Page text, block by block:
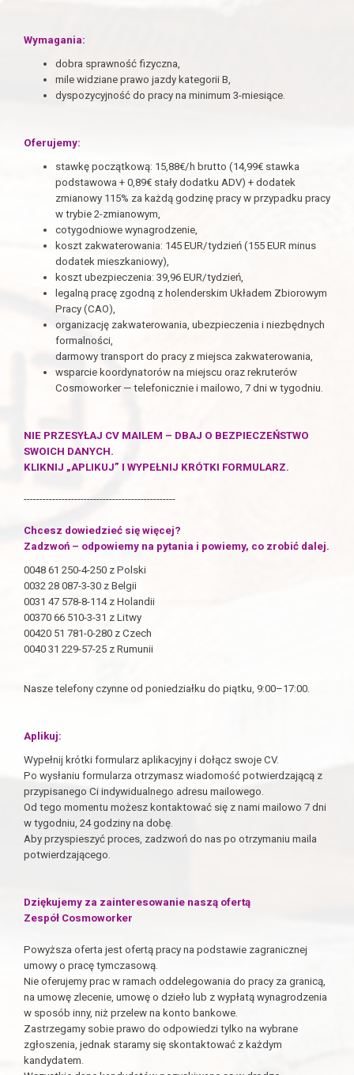
Wymagania:
dobra sprawność fizyczna,
mile widziane prawo jazdy kategorii B,
dyspozycyjność do pracy na minimum 3-miesiące.
Oferujemy:
stawkę początkową: 15,88€/h brutto (14,99€ stawka
podstawowa + 0,89€ stały dodatku ADV) + dodatek
zmianowy 115% za każdą godzinę pracy w przypadku pracy
w trybie 2-zmianowym,
cotygodniowe wynagrodzenie,
koszt zakwaterowania: 145 EUR/tydzień (155 EUR minus
dodatek mieszkaniowy),
koszt ubezpieczenia: 39,96 EUR/tydzień,
egalną pracę zgodną z holenderskim Układem Zbiorowym
Pracy (CAO),
organizację zakwaterowania, ubezpieczenia i niezbędnych
formalności,
darmowy transport do pracy z miejsca zakwaterowania,
wsparcie koordynatorów na miejscu oraz rekruterów
Cosmoworker — telefonicznie i mailowo, 7 dni w tygodniu.
NIE PRZESYŁAJ CV MAILEM – DBAJ O BEZPIECZEŃSTWO
SWOICH DANYCH.
KLIKNIJ „APLIKUJ” I WYPEŁNIJ KRÓTKI FORMULARZ.
------------------------------------------------
Chcesz dowiedzieć się więcej?
Zadzwoń – odpowiemy na pytania i powiemy, co zrobić dalej.
0048 61 250-4-250 z Polski
0032 28 087-3-30 z Belgii
0031 47 578-8-114 z Holandii
00370 66 510-3-31 z Litwy
00420 51 781-0-280 z Czech
0040 31 229-57-25 z Rumunii
Nasze telefony czynne od poniedziałku do piątku, 9:00–17:00.
Aplikuj:
Wypełnij krótki formularz aplikacyjny i dołącz swoje CV.
Po wysłaniu formularza otrzymasz wiadomość potwierdzającą z
przypisanego Ci indywidualnego adresu mailowego.
Od tego momentu możesz kontaktować się z nami mailowo 7 dni
w tygodniu, 24 godziny na dobę.
Aby przyspieszyć proces, zadzwoń do nas po otrzymaniu maila
potwierdzającego.
Dziękujemy za zainteresowanie naszą ofertą
Zespół Cosmoworker
Powyższa oferta jest ofertą pracy na podstawie zagranicznej
umowy o pracę tymczasową.
Nie oferujemy prac w ramach oddelegowania do pracy za granicą,
na umowę zlecenie, umowę o dzieło lub z wypłatą wynagrodzenia
w sposób inny, niż przelew na konto bankowe.
Zastrzegamy sobie prawo do odpowiedzi tylko na wybrane
zgłoszenia, jednak staramy się skontaktować z każdym
kandydatem.